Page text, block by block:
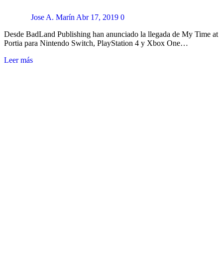
Jose A. MarínAbr 17, 2019 0
Desde BadLand Publishing han anunciado la llegada de My Time at
Portia para Nintendo Switch, PlayStation 4 y Xbox One…
Leer más